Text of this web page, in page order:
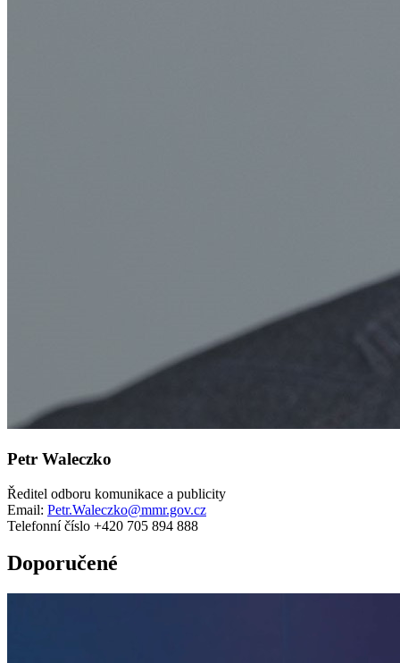
Petr Waleczko
Ředitel odboru komunikace a publicity
Email: Petr.Waleczko@mmr.gov.cz
Telefonní číslo +420 705 894 888
Doporučené